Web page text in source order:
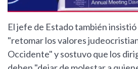
El jefe de Estado también
"retomar los valores
Occidente" y sostuvo que los